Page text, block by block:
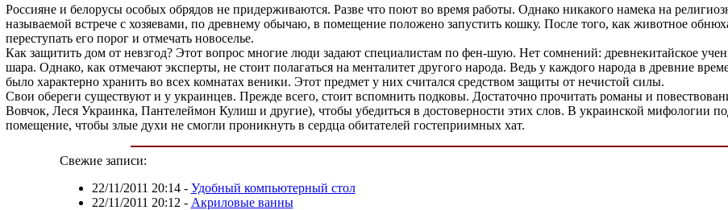
Россияне и белорусы особых обрядов не придерживаются. Разве что поют во время работы. Однако никакого намека на
называемой встрече с хозяевами, по древнему обычаю, в помещение положено запустить кошку. После того, как животное
переступать его порог и отмечать новоселье.
Как защитить дом от невзгод? Этот вопрос многие люди задают специалистам по фен-шую. Нет сомнений: древнекитайское
шара. Однако, как отмечают эксперты, не стоит полагаться на менталитет другого народа. Ведь у каждого народа в древние
было характерно хранить во всех комнатах веники. Этот предмет у них считался средством защиты от нечистой силы.
Свои обереги существуют и у украинцев. Прежде всего, стоит вспомнить подковы. Достаточно прочитать романы и
Вовчок, Леся Украинка, Пантелеймон Кулиш и другие), чтобы убедиться в достоверности этих слов. В украинской мифологии
помещение, чтобы злые духи не смогли проникнуть в сердца обитателей гостеприимных хат.
Свежие записи:
22/11/2011 20:14- Удобный компьютерный стол
22/11/2011 20:12 - Акриловые ванны